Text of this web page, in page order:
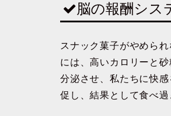
脳の報酬シス
スナック菓子がやめら
には、高いカロリー と砂
分泌させ、私たちに快
促し、結果として食べ過